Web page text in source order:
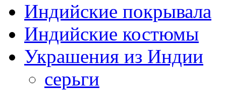
Индийские покрывала
Индийские костюмы
Украшения из Индии
серьги